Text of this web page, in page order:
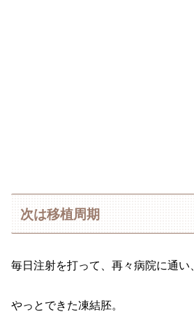
次は移植周期
毎日注射を打って、再々病院に通い、
やっとできた凍結胚。